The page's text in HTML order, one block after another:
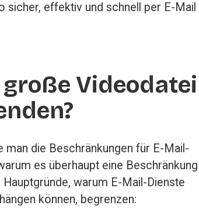
sicher, effektiv und schnell per E-Mail
Videodatei
die Beschränkungen für E-Mail-
es überhaupt eine Beschränkung
warum E-Mail-Dienste
können, begrenzen: